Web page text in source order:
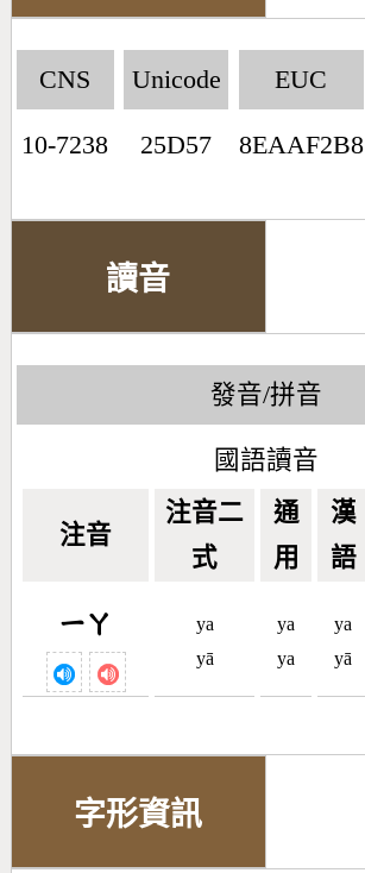
CNS
10-7238
Unicode
25D57
EUC
8EAAF2B8
讀音
發音/拼音
國語讀音
注音
注音二
式
通
用
漢
語
ㄧㄚ
ya
yā
ya
ya
ya
yā
字形資訊